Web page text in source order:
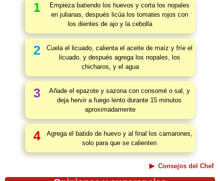
1
Empieza batiendo los huevos y corta los nopales
en julianas, después licúa los tomates rojos con
los dientes de ajo y la cebolla
2
Cuela el licuado, calienta el aceite de maíz y fríe el
licuado, y después agrega los nopales, los
chicharos, y el agua
3
Añade el epazote y sazona con consomé o sal, y
deja hervir a fuego lento durante 15 minutos
aproximadamente
4
Agrega el batido de huevo y al final los camarones,
solo para que se calienten
Consejos del Chef